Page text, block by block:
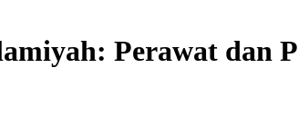
Perawat dan